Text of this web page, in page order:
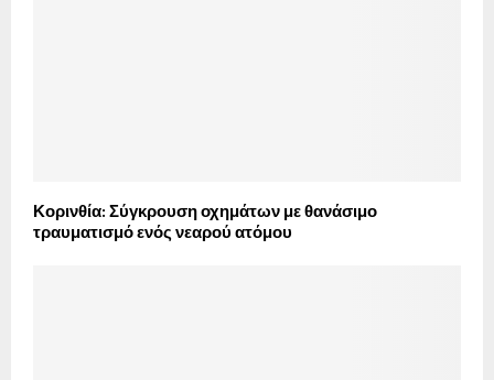
Κορινθία: Σύγκρουση οχημάτων με θανάσιμο
τραυματισμό ενός νεαρού ατόμου